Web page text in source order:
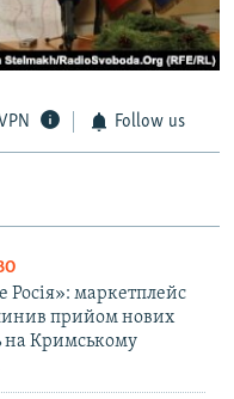
Follow us
Росія»: маркетплейс
прийом нових
на Кримському